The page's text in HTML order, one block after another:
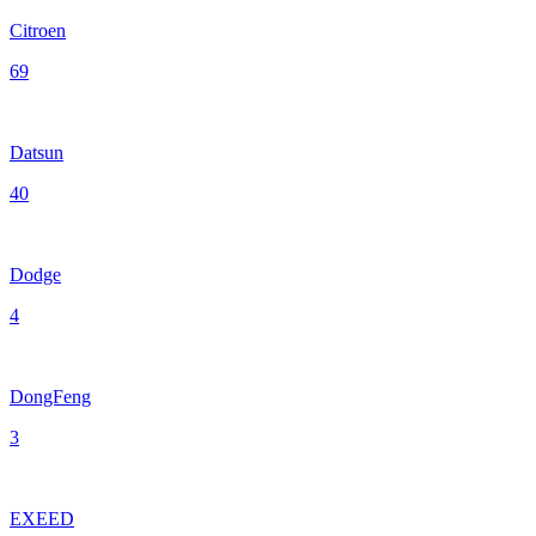
Citroen
69
Datsun
40
Dodge
4
DongFeng
3
EXEED